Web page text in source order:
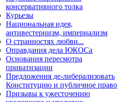
консервативного толка
Курьезы
Национальная идея,
антивестернизм, империализм
О странностях любви...
Оправдания дела ЮКОСа
Основания пересмотра
приватизации
Предложения де-либерализовать
Конституцию и публичное право
Призывы к ужесточению